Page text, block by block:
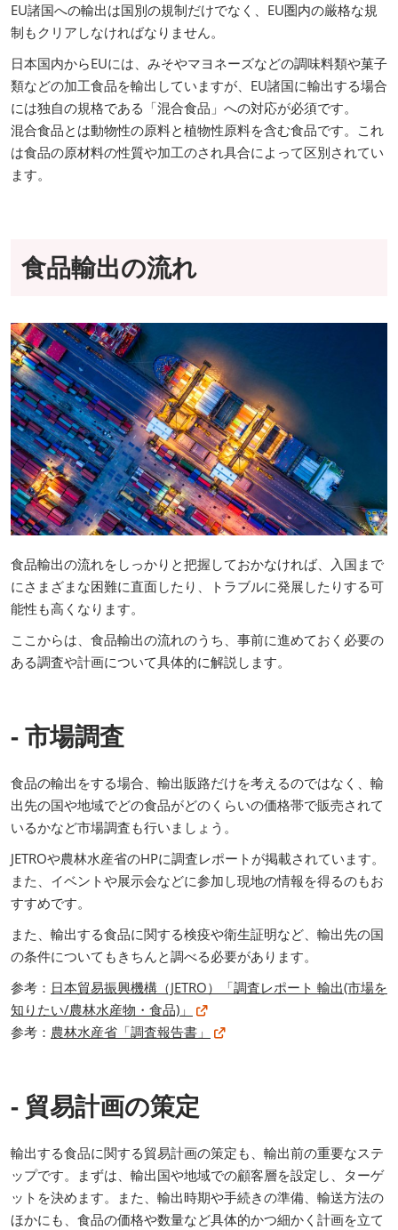
EU諸国への輸出は国別の規制だけでなく、EU圏内の厳格な規
制もクリアしなければなりません。
日本国内からEUには、みそやマヨネーズなどの調味料類や菓子
類などの加工食品を輸出していますが、EU諸国に輸出する場合
には独自の規格である「混合食品」への対応が必須です。
混合食品とは動物性の原料と植物性原料を含む食品です。これ
は食品の原材料の性質や加工のされ具合によって区別されてい
ます。
食品輸出の流れ
食品輸出の流れをしっかりと把握しておかなければ、入国まで
にさまざまな困難に直面したり、トラブルに発展したりする可
能性も高くなります。
ここからは、食品輸出の流れのうち、事前に進めておく必要の
ある調査や計画について具体的に解説します。
- 市場調査
食品の輸出をする場合、輸出販路だけを考えるのではなく、輸
出先の国や地域でどの食品がどのくらいの価格帯で販売されて
いるかなど市場調査も行いましょう。
JETROや農林水産省のHPに調査レポートが掲載されています。
また、イベントや展示会などに参加し現地の情報を得るのもお
すすめです。
また、輸出する食品に関する検疫や衛生証明など、輸出先の国
の条件についてもきちんと調べる必要があります。
参考： 日本貿易振興機構（JETRO）「調査レポート 輸出(市場を
知りたい/農林水産物・食品)」
参考： 農林水産省「調査報告書」
- 貿易計画の策定
輸出する食品に関する貿易計画の策定も、輸出前の重要なステ
ップです。まずは、輸出国や地域での顧客層を設定し、ターゲ
ットを決めます。また、輸出時期や手続きの準備、輸送方法の
ほかにも、食品の価格や数量など具体的かつ細かく計画を立て